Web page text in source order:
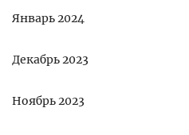
Январь 2024
Декабрь 2023
Ноябрь 2023